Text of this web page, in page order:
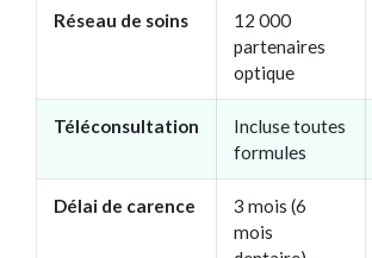
Réseau de soins
12 000
partenaires
optique
Téléconsultation
Incluse toutes
formules
Délai de carence
3 mois (6
mois